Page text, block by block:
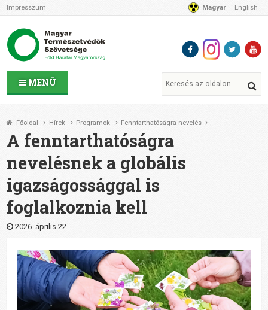
MENÜ
Impresszum Magyar English
Az MTVSZ-ről
Programok
MTVSZ ügyek és események
Tagszervezetek
Támogatóink
CSATLAKOZZ hozzánk!
Elérhetőségeink
1%
Segítsd a munkánkat!
Adományozz!
Támogatás
Főoldal Hírek Programok Fenntarthatóságra nevelés
A fenntarthatóságra
nevelésnek a globális
igazságossággal is
foglalkoznia kell
2026. április 22.